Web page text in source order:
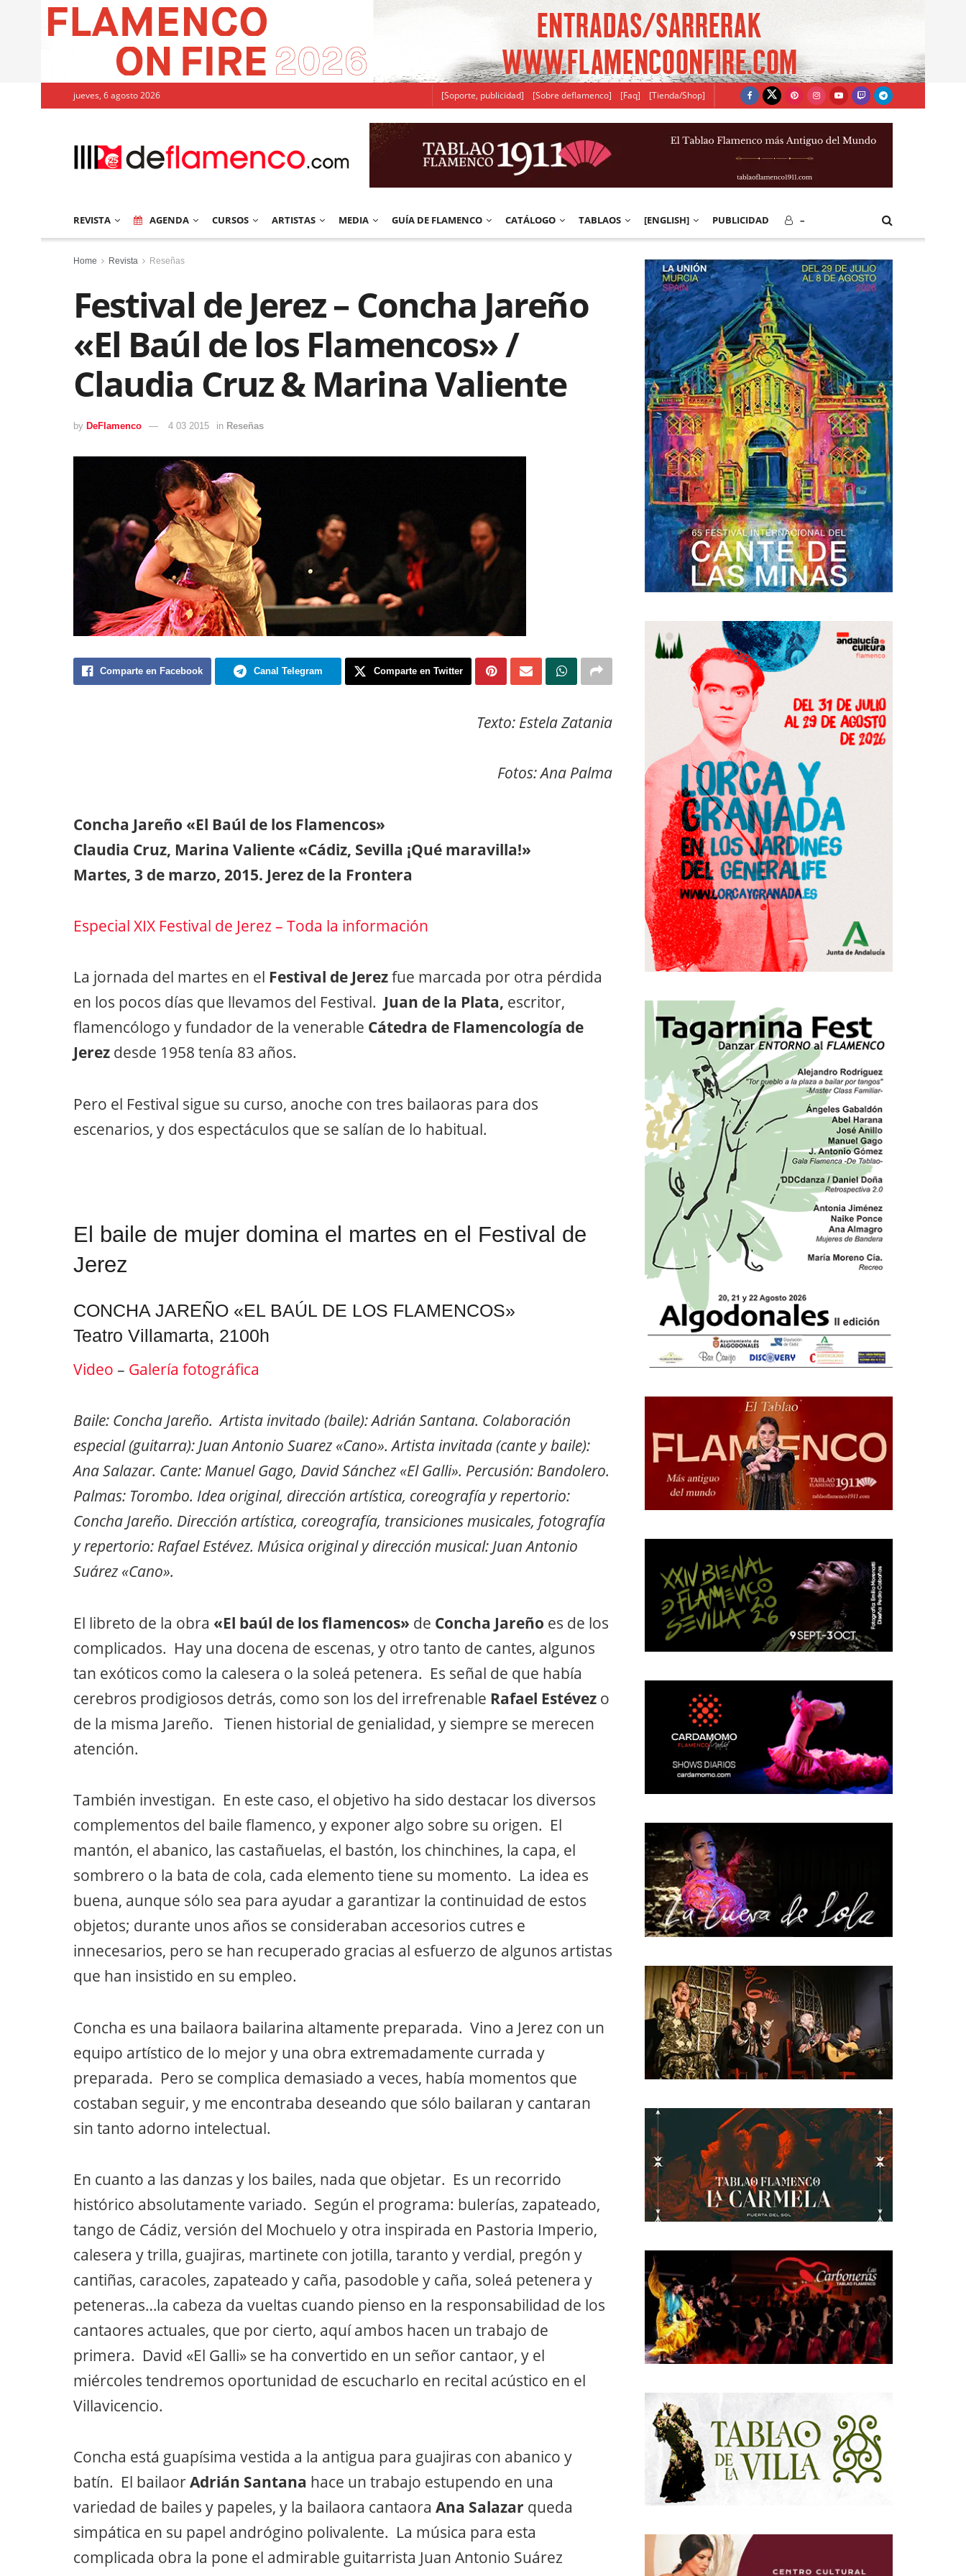
jueves, 6 agosto 2026 [Soporte, publicidad] [Sobre deflamenco] [Faq] [Tienda/Shop]
REVISTA AGENDA CURSOS ARTISTAS MEDIA GUÍA DE FLAMENCO CATÁLOGO TABLAOS [ENGLISH] PUBLICIDAD –
Home Revista Reseñas
Festival de Jerez – Concha Jareño
«El Baúl de los Flamencos» /
Claudia Cruz & Marina Valiente
by DeFlamenco 4 03 2015 in Reseñas
Comparte en Facebook Canal Telegram Comparte en Twitter
Texto: Estela Zatania
Fotos: Ana Palma
Concha Jareño «El Baúl de los Flamencos»
Claudia Cruz, Marina Valiente «Cádiz, Sevilla ¡Qué maravilla!»
Martes, 3 de marzo, 2015. Jerez de la Frontera
Especial XIX Festival de Jerez – Toda la información
La jornada del martes en el Festival de Jerezfue marcada por otra pérdida
en los pocos días que llevamos del Festival. Juan de la Plata, escritor,
flamencólogo y fundador de la venerable Cátedra de Flamencología de
Jerez desde 1958 tenía 83 años.
Pero el Festival sigue su curso, anoche con tres bailaoras para dos
escenarios, y dos espectáculos que se salían de lo habitual.
El baile de mujer domina el martes en el Festival de
Jerez
CONCHA JAREÑO «EL BAÚL DE LOS FLAMENCOS»
Teatro Villamarta, 2100h
Video – Galería fotográfica
Baile: Concha Jareño. Artista invitado (baile): Adrián Santana. Colaboración
especial (guitarra): Juan Antonio Suarez «Cano». Artista invitada (cante y baile):
Ana Salazar. Cante: Manuel Gago, David Sánchez «El Galli». Percusión: Bandolero.
Palmas: Torombo. Idea original, dirección artística, coreografía y repertorio:
Concha Jareño. Dirección artística, coreografía, transiciones musicales, fotografía
y repertorio: Rafael Estévez. Música original y dirección musical: Juan Antonio
Suárez «Cano».
El libreto de la obra «El baúl de los flamencos» de Concha Jareño es de los
complicados. Hay una docena de escenas, y otro tanto de cantes, algunos
tan exóticos como la calesera o la soleá petenera. Es señal de que había
cerebros prodigiosos detrás, como son los del irrefrenable Rafael Estévez o
de la misma Jareño. Tienen historial de genialidad, y siempre se merecen
atención.
También investigan. En este caso, el objetivo ha sido destacar los diversos
complementos del baile flamenco, y exponer algo sobre su origen. El
mantón, el abanico, las castañuelas, el bastón, los chinchines, la capa, el
sombrero o la bata de cola, cada elemento tiene su momento. La idea es
buena, aunque sólo sea para ayudar a garantizar la continuidad de estos
objetos; durante unos años se consideraban accesorios cutres e
innecesarios, pero se han recuperado gracias al esfuerzo de algunos artistas
que han insistido en su empleo.
Concha es una bailaora bailarina altamente preparada. Vino a Jerez con un
equipo artístico de lo mejor y una obra extremadamente currada y
preparada. Pero se complica demasiado a veces, había momentos que
costaban seguir, y me encontraba deseando que sólo bailaran y cantaran
sin tanto adorno intelectual.
En cuanto a las danzas y los bailes, nada que objetar. Es un recorrido
histórico absolutamente variado. Según el programa: bulerías, zapateado,
tango de Cádiz, versión del Mochuelo y otra inspirada en Pastoria Imperio,
calesera y trilla, guajiras, martinete con jotilla, taranto y verdial, pregón y
cantiñas, caracoles, zapateado y caña, pasodoble y caña, soleá petenera y
peteneras…la cabeza da vueltas cuando pienso en la responsabilidad de los
cantaores actuales, que por cierto, aquí ambos hacen un trabajo de
primera. David «El Galli» se ha convertido en un señor cantaor, y el
miércoles tendremos oportunidad de escucharlo en recital acústico en el
Villavicencio.
Concha está guapísima vestida a la antigua para guajiras con abanico y
batín. El bailaorAdrián Santana hace un trabajo estupendo en una
variedad de bailes y papeles, y la bailaora cantaora Ana Salazar queda
simpática en su papel andrógino polivalente. La música para esta
complicada obra la pone el admirable guitarrista Juan Antonio Suárez